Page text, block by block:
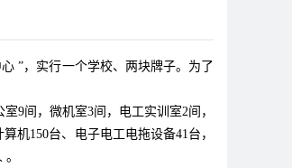
”，实行一个学校、两块牌子。为了
9间，微机室3间，电工实训室2间，
机150台、电子电工电拖设备41台，